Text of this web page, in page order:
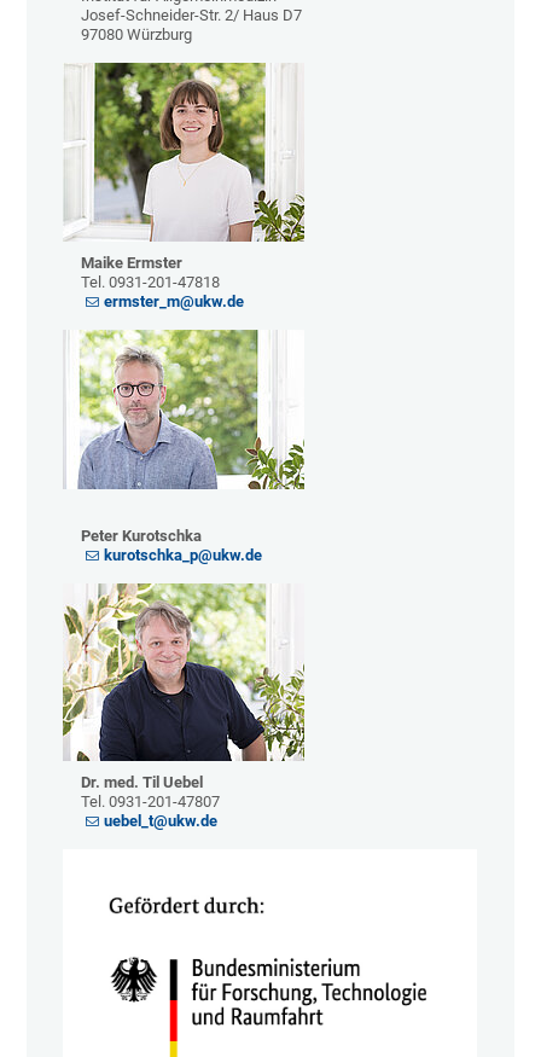
Josef-Schneider-Str. 2/ Haus D7
97080 Würzburg
Maike Ermster
Tel. 0931-201-47818
ermster_m@ukw.de
Peter Kurotschka
kurotschka_p@ukw.de
Dr. med. Til Uebel
Tel. 0931-201-47807
uebel_t@ukw.de